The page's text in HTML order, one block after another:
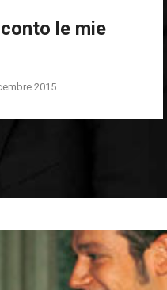
le mie
2015